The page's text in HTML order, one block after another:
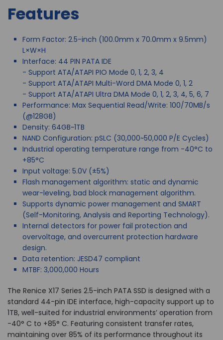
Features
Form Factor: 2.5-inch (100.0mm x 70.0mm x 9.5mm)
L×W×H
Interface: 44 PIN PATA IDE
- Support ATA/ATAPI PIO Mode 0, 1, 2, 3, 4
- Support ATA/ATAPI Multi-Word DMA Mode 0, 1, 2
- Support ATA/ATAPI Ultra DMA Mode 0, 1, 2, 3, 4, 5, 6, 7
Performance: Max Sequential Read/Write: 100/70MB/s
(@128GB)
Density: 64GB~1TB
NAND Configuration: pSLC (30,000~50,000 P/E Cycles)
Industrial operating temperature range from -40°C to
+85°C
Input voltage: 5.0V (±5%)
Flash management algorithm: static and dynamic
wear-leveling, bad block management algorithm.
Supports dynamic power management and SMART
(Self-Monitoring, Analysis and Reporting Technology).
Internal detectors for power fail protection and
overvoltage, and overcurrent protection hardware
design.
Data retention: JESD47 compliant
MTBF: 3,000,000 Hours
The Renice X17 Series 2.5-inch PATA SSD is designed with a
standard 44-pin IDE interface, high-capacity support up to
1TB, well-suited for industrial environments’ operation from
-40° C to +85° C. Featuring consistent transfer rates,
maintaining over 85% of its performance throughout its